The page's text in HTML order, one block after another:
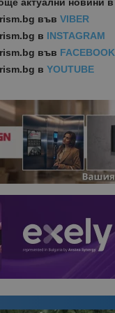
във VIBER
в INSTAGRAM
във FACEBOOK
в YOUTUBE